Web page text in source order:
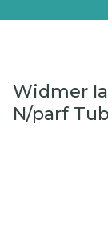
Widmer
N/parf